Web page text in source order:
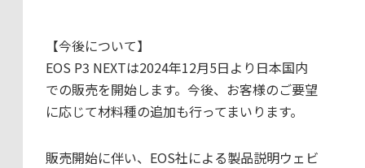
【今後について】
EOS P3 NEXTは2024年12月5日より日本国内
での販売を開始します。今後、お客様のご要望
に応じて材料種の追加も行ってまいります。
販売開始に伴い、EOS社による製品説明ウェビ